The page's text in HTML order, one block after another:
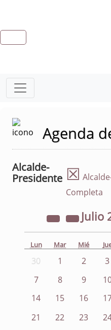
Agenda
Alcalde-
Presidente ☒
Completa
Julio
Lun Mar Mié
30 1 2 3
7
8 9
14
15 16
21
22 23